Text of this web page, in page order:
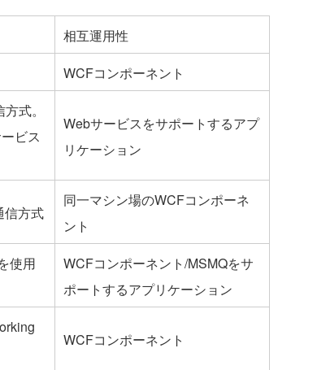
相互運用性
WCFコンポーネント
式。
ビス
Webサービスをサポートするアプ
リケーション
信方式
同一マシン場のWCFコンポーネ
ント
使用
WCFコンポーネント/MSMQをサ
ポートするアプリケーション
WCFコンポーネント